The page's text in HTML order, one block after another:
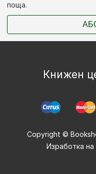
поща.
Книжен
Copyright ©
Изработка на